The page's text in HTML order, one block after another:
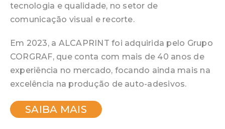
tecnologia e qualidade, no setor de
comunicação visual e recorte.
Em 2023, a ALCAPRINT foi adquirida pelo Grupo
CORGRAF, que conta com mais de 40 anos de
experiência no mercado, focando ainda mais na
excelência na produção de auto-adesivos.
SAIBA MAIS